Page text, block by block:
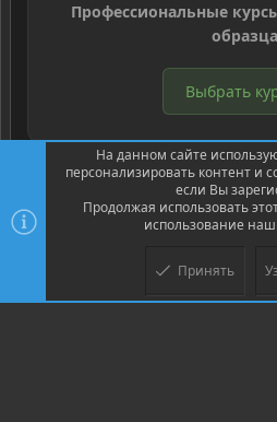
Профессиональные
образца
Выбрать
Community platform by XenForo ® ©
© Jason Axelrod of
На данном сайте
персонализировать контент и
если Вы
Продолжая использовать
использование
Принять